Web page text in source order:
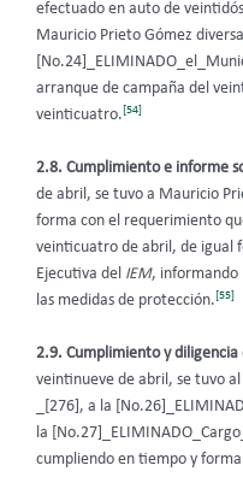
efectuado en auto de
Mauricio Prieto Gómez
arranque de campaña del
veinticuatro.[54]
2.8. Cumplimiento e informe
de abril, se tuvo a Mauricio
forma con el requerimiento
veinticuatro de abril, de igual
Ejecutiva del IEM, informando
las medidas de protección.[55]
2.9. Cumplimiento y diligencia
veintinueve de abril, se tuvo
_[276], a la
la
cumpliendo en tiempo y